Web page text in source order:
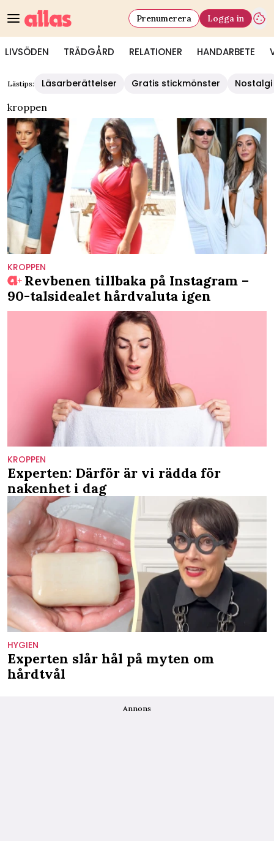
LIVSÖDEN TRÄDGÅRD RELATIONER HANDARBETE
Prenumerera Logga in
Lästips: Läsarberättelser Gratis stickmönster
Nostalgi
kroppen
KROPPEN
Revbenen tillbaka på Instagram –
90-talsidealet hårdvaluta igen
KROPPEN
Experten: Därför är vi rädda för
nakenhet i dag
HYGIEN
Experten slår hål på myten om
hårdtvål
Annons